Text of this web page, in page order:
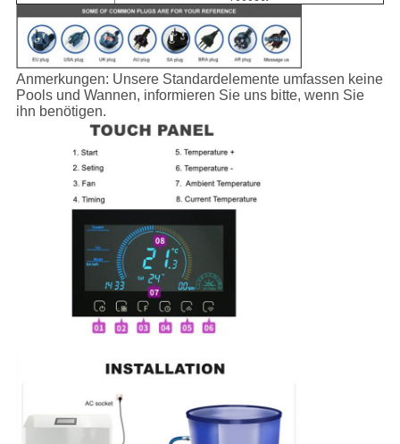
Anmerkungen: Unsere Standardelemente umfassen keine
Pools und Wannen, informieren Sie uns bitte, wenn Sie
ihn benötigen.